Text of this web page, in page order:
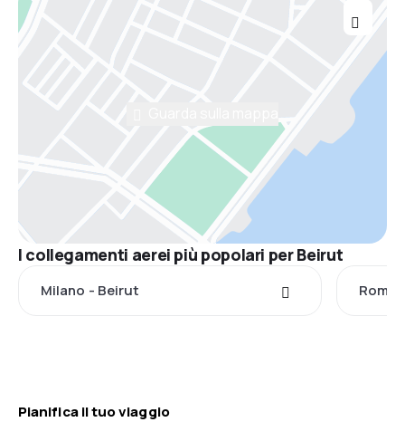
I collegamenti aerei più popolari per Beirut
Milano - Beirut Roma
Pianifica il tuo viaggio